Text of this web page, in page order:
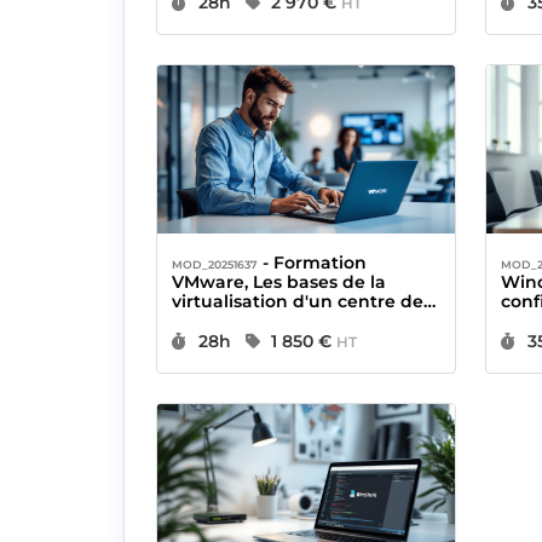
MOD_20251637 - Formation
VMware, Les bases de la
virtualisation d'un centre de
Durée :
28h Prix :
1 850 € HT